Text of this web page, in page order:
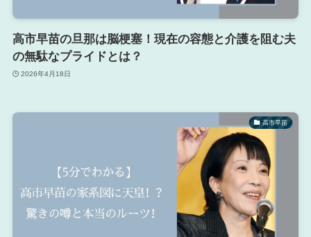
高市早苗の旦那は脳梗塞！現在の容態と介護を阻む夫
の無駄なプライドとは？
2026年4月18日
高市早苗